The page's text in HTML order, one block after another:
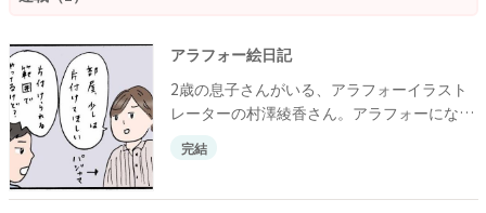
アラフォー絵日記
2歳の息子さんがいる、アラフォーイラスト
レーターの村澤綾香さん。アラフォーにな
り、若いころとのギャップを実感する日常マ
ンガを紹介します。
完結